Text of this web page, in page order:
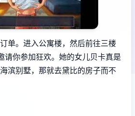
单。进入公寓楼，然后前往三楼
请你参加狂欢。她的女儿贝卡真是
滨别墅，那就去黛比的房子而不